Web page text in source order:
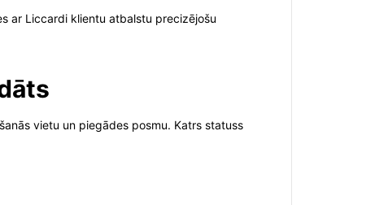
ar Liccardi klientu atbalstu precizējošu
vietu un piegādes posmu. Katrs statuss